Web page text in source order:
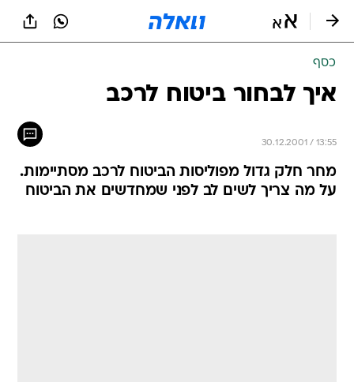
כסף
איך לבחור ביטוח לרכב
30.12.2001 / 13:55
מחר חלק גדול מפוליסות הביטוח לרכב מסתיימות.
על מה צריך לשים לב לפני שמחדשים את הביטוח